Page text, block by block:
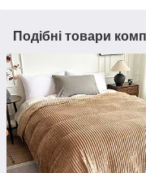
Подібні товари